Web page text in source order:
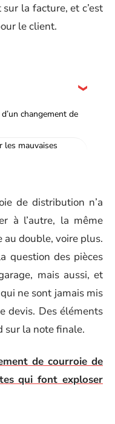
la facture, et c’est
le client.
changement de
les mauvaises
de distribution n’a
à l’autre, la même
double, voire plus.
question des pièces
mais aussi, et
ne sont jamais mis
devis. Des éléments
sur la note finale.
de courroie de
qui font exploser